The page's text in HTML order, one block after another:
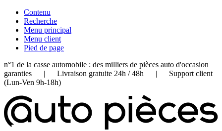
Contenu
Recherche
Menu principal
Menu client
Pied de page
n°1 de la casse automobile : des milliers de pièces auto d'occasion
garanties | Livraison gratuite 24h / 48h | Support client
(Lun-Ven 9h-18h)